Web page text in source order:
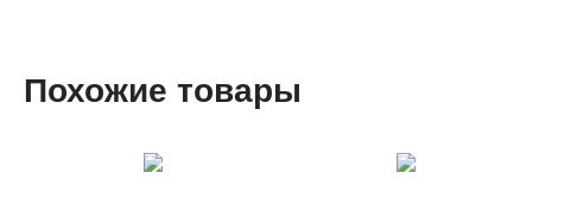
Похожие товары